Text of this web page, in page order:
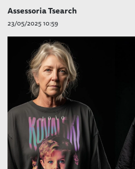
Assessoria Tsearch
23/05/2025 10:59